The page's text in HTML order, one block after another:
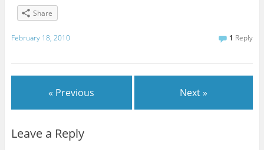
Share
February 18, 2010 1 Reply
« Previous Next »
Leave a Reply